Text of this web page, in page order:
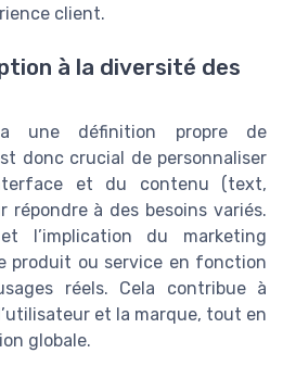
client.
à la diversité des
une définition propre de
donc crucial de personnaliser
et du contenu (text,
répondre à des besoins variés.
l’implication du marketing
produit ou service en fonction
réels. Cela contribue à
et la marque, tout en
globale.